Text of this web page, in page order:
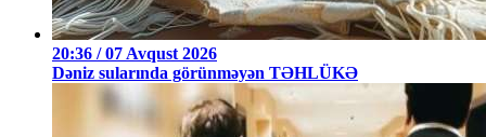
20:36 / 07 Avqust 2026
Dəniz sularında görünməyən TƏHLÜKƏ